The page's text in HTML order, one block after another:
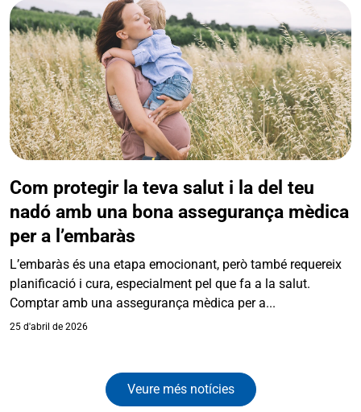
Com protegir la teva salut i la del teu
nadó amb una bona assegurança mèdica
per a l’embaràs
L’embaràs és una etapa emocionant, però també requereix
planificació i cura, especialment pel que fa a la salut.
Comptar amb una assegurança mèdica per a...
25 d'abril de 2026
Veure més notícies